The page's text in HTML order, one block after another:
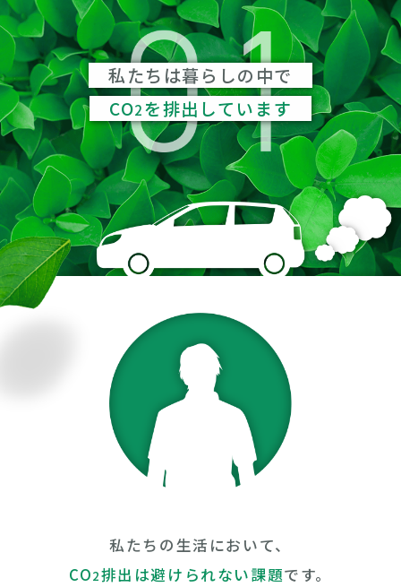
私たちは暮らしの中で
CO2を排出しています
私たちの生活において、
CO2排出は避けられない課題です。